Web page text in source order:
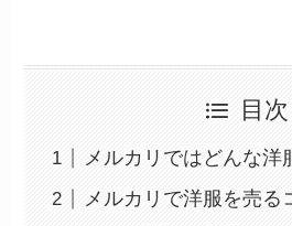
目次
メルカリではどんな洋
メルカリで洋服を売る